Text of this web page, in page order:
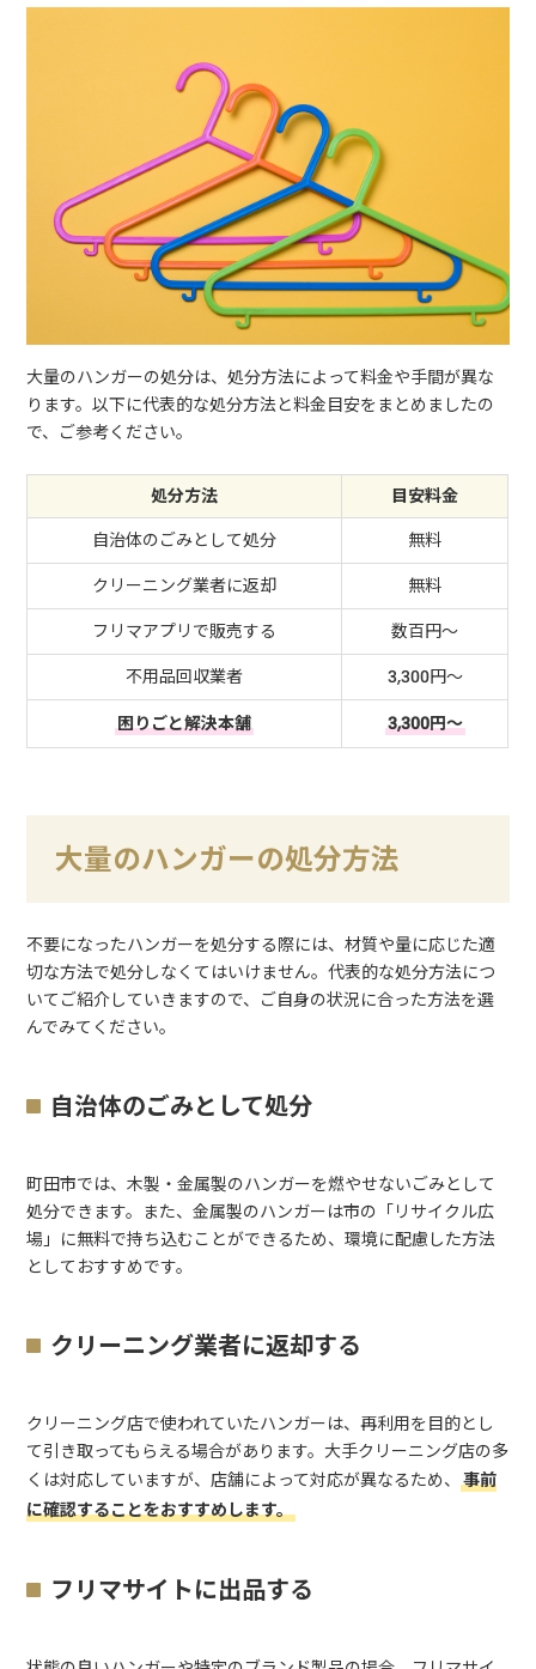
大量のハンガーの処分は、処分方法によって料金や手間が異な
ります。以下に代表的な処分方法と料金目安をまとめましたの
で、ご参考ください。
処分方法
目安料金
自治体のごみとして処分
無料
クリーニング業者に返却
無料
フリマアプリで販売する
数百円～
不用品回収業者
3,300円～
困りごと解決本舗
3,300円～
大量のハンガーの処分方法
不要になったハンガーを処分する際には、材質や量に応じた適
切な方法で処分しなくてはいけません。代表的な処分方法につ
いてご紹介していきますので、ご自身の状況に合った方法を選
んでみてください。
自治体のごみとして処分
町田市では、木製・金属製のハンガーを燃やせないごみとして
処分できます。また、金属製のハンガーは市の「リサイクル広
場」に無料で持ち込むことができるため、環境に配慮した方法
としておすすめです。
クリーニング業者に返却する
クリーニング店で使われていたハンガーは、再利用を目的とし
て引き取ってもらえる場合があります。大手クリーニング店の多
くは対応していますが、店舗によって対応が異なるため、事前
に確認することをおすすめします。
フリマサイトに出品する